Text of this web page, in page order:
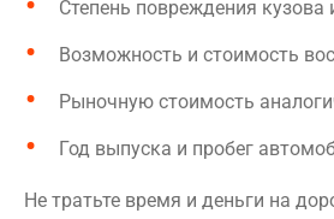
Степень повреждения
Возможность и стоимость
Рыночную стоимость
Год выпуска и пробег
Не тратьте время и деньги на